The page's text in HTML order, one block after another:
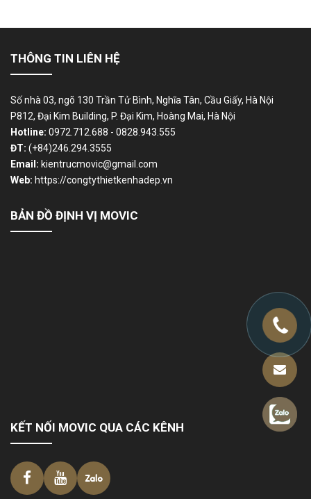
THÔNG TIN LIÊN HỆ
Số nhà 03, ngõ 130 Trần Tử Bình, Nghĩa Tân, Cầu Giấy, Hà Nội
P812, Đại Kim Building, P. Đại Kim, Hoàng Mai, Hà Nội
Hotline: 0972.712.688 - 0828.943.555
ĐT: (+84)246.294.3555
Email: kientrucmovic@gmail.com
Web: https://congtythietkenhadep.vn
BẢN ĐỒ ĐỊNH VỊ MOVIC
KẾT NỐI MOVIC QUA CÁC KÊNH